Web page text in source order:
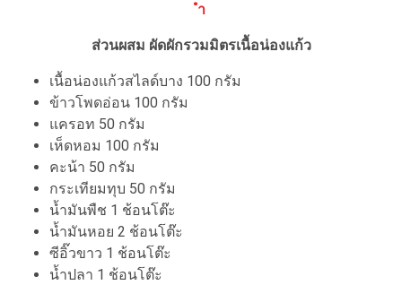
ำ
ส่วนผสม ผัดผักรวมมิตรเนื้อน่องแก้ว
เนื้อน่องแก้วสไลด์บาง 100 กรัม
ข้าวโพดอ่อน 100 กรัม
แครอท 50 กรัม
เห็ดหอม 100 กรัม
คะน้า 50 กรัม
กระเทียมทุบ 50 กรัม
น้ำมันพืช 1 ช้อนโต๊ะ
น้ำมันหอย 2 ช้อนโต๊ะ
ซีอิ๊วขาว 1 ช้อนโต๊ะ
น้ำปลา 1 ช้อนโต๊ะ